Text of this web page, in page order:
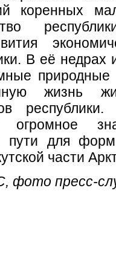
коренных
В её
природные
жизнь
огромное
пути для
части
фото пресс-